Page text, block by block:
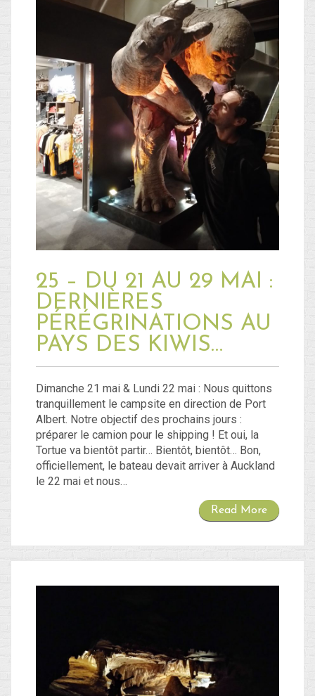
Blog
Non classé
Connexion
Flux des publications
Flux des commentaires
Site de WordPress-FR
25 – DU 21 AU 29 MAI :
DERNIÈRES
PÉRÉGRINATIONS AU
PAYS DES KIWIS…
Dimanche 21 mai & Lundi 22 mai : Nous quittons
tranquillement le campsite en direction de Port
Albert. Notre objectif des prochains jours :
préparer le camion pour le shipping ! Et oui, la
Tortue va bientôt partir… Bientôt, bientôt… Bon,
officiellement, le bateau devait arriver à Auckland
le 22 mai et nous…
Read More